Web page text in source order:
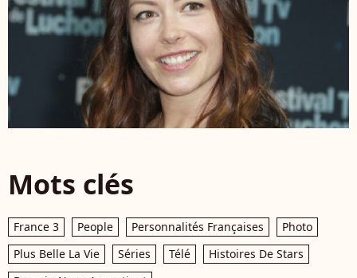
Mots clés
France 3 People Personnalités Françaises
Photo
Plus Belle La Vie
Séries Télé
Histoires De Stars